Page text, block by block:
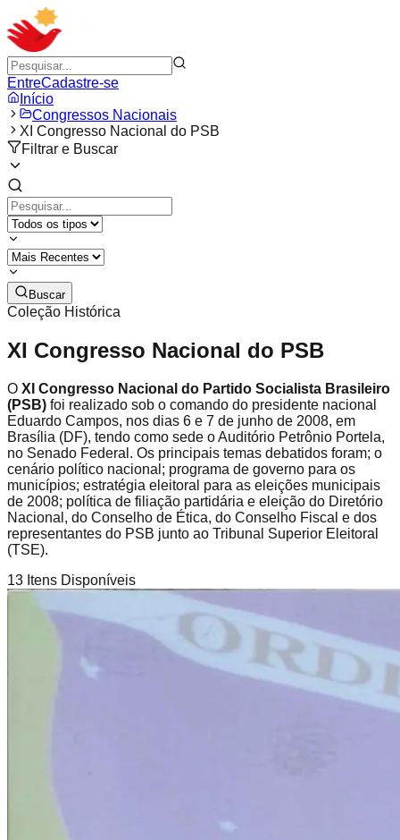
EntreCadastre-se
Início
Congressos Nacionais
XI Congresso Nacional do PSB
Filtrar e Buscar
Buscar
Coleção Histórica
XI Congresso Nacional do PSB
O XI Congresso Nacional do Partido Socialista Brasileiro
(PSB) foi realizado sob o comando do presidente nacional
Eduardo Campos, nos dias 6 e 7 de junho de 2008, em
Brasília (DF), tendo como sede o Auditório Petrônio Portela,
no Senado Federal. Os principais temas debatidos foram; o
cenário político nacional; programa de governo para os
municípios; estratégia eleitoral para as eleições municipais
de 2008; política de filiação partidária e eleição do Diretório
Nacional, do Conselho de Ética, do Conselho Fiscal e dos
representantes do PSB junto ao Tribunal Superior Eleitoral
(TSE).
13 Itens Disponíveis